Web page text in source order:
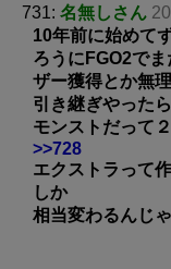
731: 名無しさん
10年前に始めて
ろうにFGO2で
ザー獲得とか無
引き継ぎやった
モンストだって
>>728
エクストラって
しか
相当変わるんじ